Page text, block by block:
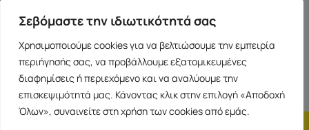
Σεβόμαστε την ιδιωτικότητά σας
Χρησιμοποιούμε cookies για να βελτιώσουμε την εμπειρία
περιήγησής σας, να προβάλλουμε εξατομικευμένες
διαφημίσεις ή περιεχόμενο και να αναλύουμε την
επισκεψιμότητά μας. Κάνοντας κλικ στην επιλογή «Αποδοχή
Όλων», συναινείτε στη χρήση των cookies από εμάς.
ΙΩΑΝΝΙΝΑ
Γεώργιου Καραϊσκάκη 38, Ισόγειο 45444
ioannina@ideaoffice.gr
+30 26516 08616